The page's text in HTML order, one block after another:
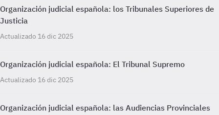
Organización judicial española: los Tribunales Superiores de
Justicia
Actualizado 16 dic 2025
Organización judicial española: El Tribunal Supremo
Actualizado 16 dic 2025
Organización judicial española: las Audiencias Provinciales